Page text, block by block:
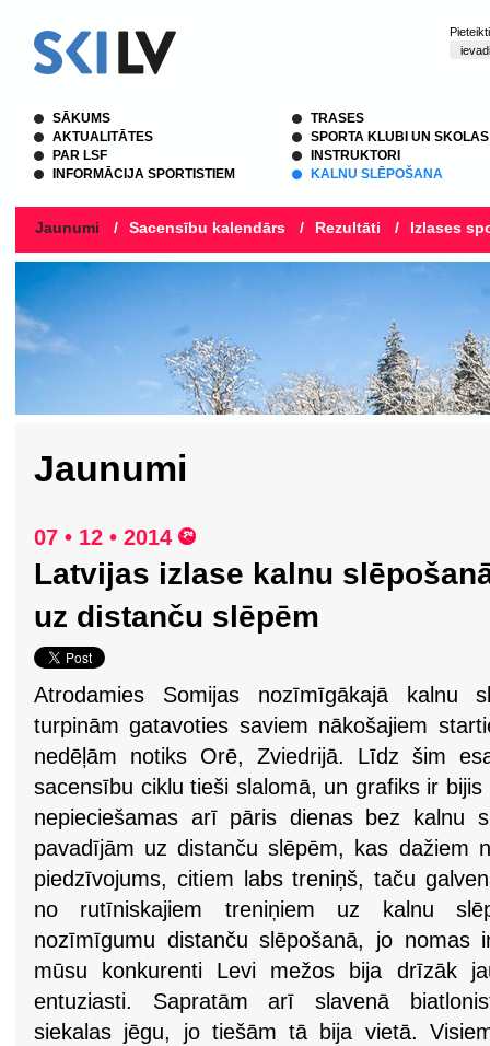
SĀKUMS
AKTUALITĀTES
PAR LSF
INFORMĀCIJA SPORTISTIEM
TRASES
SPORTA KLUBI UN SKOLAS
INSTRUKTORI
KALNU SLĒPOŠANA
Jaunumi / Sacensību kalendārs / Rezultāti / Izlases
Jaunumi
07 • 12 • 2014
Latvijas izlase kalnu
uz distanču slēpēm
Atrodamies Somijas nozīmīgākajā kalnu
turpinām gatavoties saviem nākošajiem
nedēļām notiks Orē, Zviedrijā. Līdz šim
sacensību ciklu tieši slalomā, un grafiks ir
nepieciešamas arī pāris dienas bez kalnu
pavadījām uz distanču slēpēm, kas dažiem
piedzīvojums, citiem labs treniņš, taču
no rutīniskajiem treniņiem uz kalnu
nozīmīgumu distanču slēpošanā, jo nomas
mūsu konkurenti Levi mežos bija drīzāk
entuziasti. Sapratām arī slavenā
siekalas jēgu, jo tiešām tā bija vietā.